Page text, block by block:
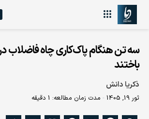
سه تن هنگام پاک‌کاری چاه فاضلاب
باختند
ذکریا دانش
ثور 19, 1405 مدت زمان مطالعه: 1 دقیقه